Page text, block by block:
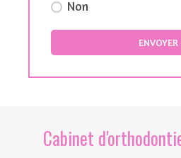
Non
ENVOYER
Cabinet